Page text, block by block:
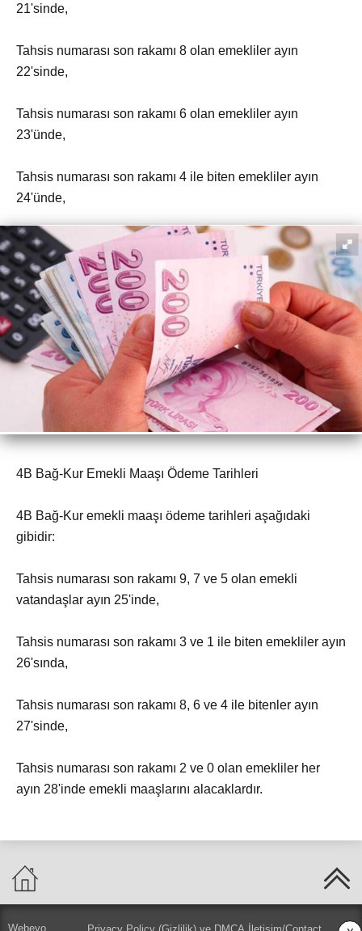
21'sinde,
Tahsis numarası son rakamı 8 olan emekliler ayın
22'sinde,
Tahsis numarası son rakamı 6 olan emekliler ayın
23'ünde,
Tahsis numarası son rakamı 4 ile biten emekliler ayın
24'ünde,
4B Bağ-Kur Emekli Maaşı Ödeme Tarihleri
4B Bağ-Kur emekli maaşı ödeme tarihleri aşağıdaki
gibidir:
Tahsis numarası son rakamı 9, 7 ve 5 olan emekli
vatandaşlar ayın 25'inde,
Tahsis numarası son rakamı 3 ve 1 ile biten emekliler ayın
26'sında,
Tahsis numarası son rakamı 8, 6 ve 4 ile bitenler ayın
27'sinde,
Tahsis numarası son rakamı 2 ve 0 olan emekliler her
ayın 28'inde emekli maaşlarını alacaklardır.
Webeyo